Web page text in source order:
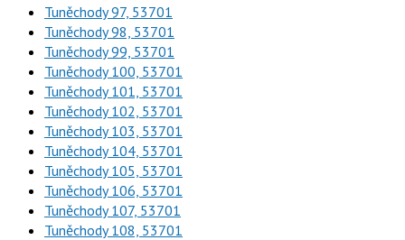
Tuněchody 97, 53701
Tuněchody 98, 53701
Tuněchody 99, 53701
Tuněchody 100, 53701
Tuněchody 101, 53701
Tuněchody 102, 53701
Tuněchody 103, 53701
Tuněchody 104, 53701
Tuněchody 105, 53701
Tuněchody 106, 53701
Tuněchody 107, 53701
Tuněchody 108, 53701